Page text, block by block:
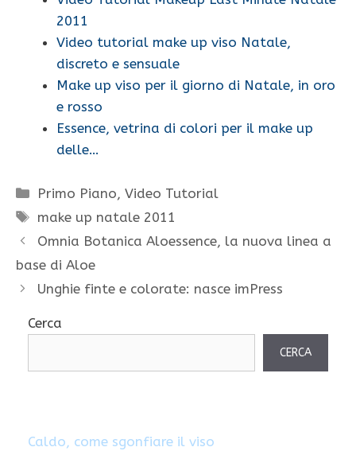
2011
Video tutorial make up viso Natale,
discreto e sensuale
Make up viso per il giorno di Natale, in oro
e rosso
Essence, vetrina di colori per il make up
delle…
Categorie
Primo Piano,Video Tutorial
Tag
make up natale 2011
Omnia Botanica Aloessence, la nuova linea a
base di Aloe
Unghie finte e colorate: nasce imPress
Cerca
CERCA
Caldo, come sgonfiare il viso